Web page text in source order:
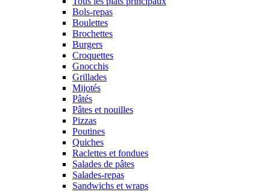
Bols-repas
Boulettes
Brochettes
Burgers
Croquettes
Gnocchis
Grillades
Mijotés
Pâtés
Pâtes et nouilles
Pizzas
Poutines
Quiches
Raclettes et fondues
Salades de pâtes
Salades-repas
Sandwichs et wraps